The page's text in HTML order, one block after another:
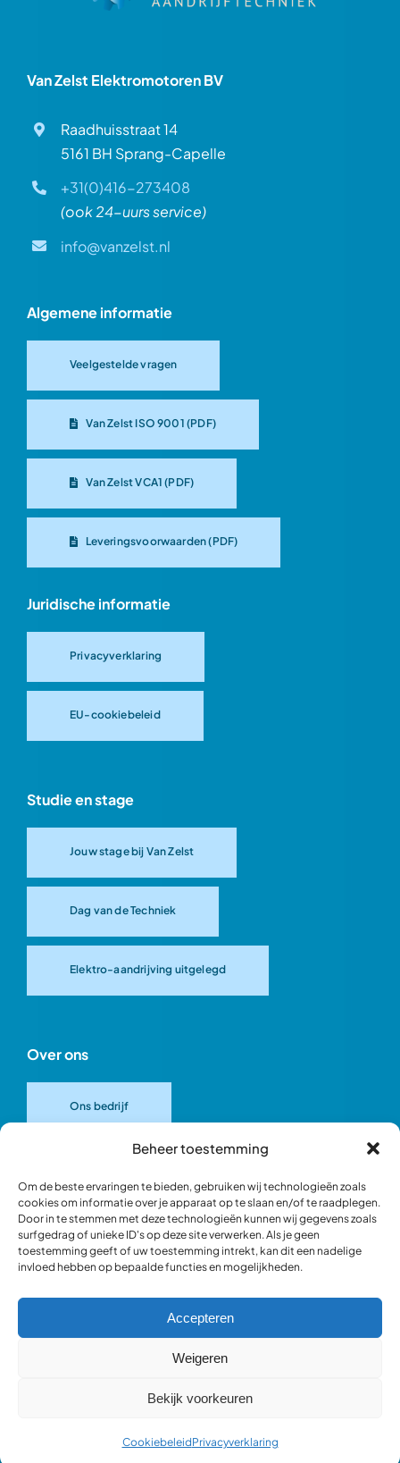
Beheer toestemming
Om de beste ervaringen te bieden, gebruiken wij technologieën zoals
cookies om informatie over je apparaat op te slaan en/of te raadplegen.
Door in te stemmen met deze technologieën kunnen wij gegevens zoals
surfgedrag of unieke ID's op deze site verwerken. Als je geen
toestemming geeft of uw toestemming intrekt, kan dit een nadelige
invloed hebben op bepaalde functies en mogelijkheden.
Accepteren
Weigeren
Bekijk voorkeuren
CookiebeleidPrivacyverklaring
Van Zelst Elektromotoren BV
Raadhuisstraat 14
5161 BH Sprang-Capelle
+31(0)416-273408
(ook 24-uurs service)
info@vanzelst.nl
Algemene informatie
Veelgestelde vragen
Van Zelst ISO 9001 (PDF)
Van Zelst VCA1 (PDF)
Leveringsvoorwaarden (PDF)
Juridische informatie
Privacyverklaring
EU-cookiebeleid
Studie en stage
Jouw stage bij Van Zelst
Dag van de Techniek
Elektro-aandrijving uitgelegd
Over ons
Ons bedrijf
Ons team
Blik in de werkplaats
Webshop occasions